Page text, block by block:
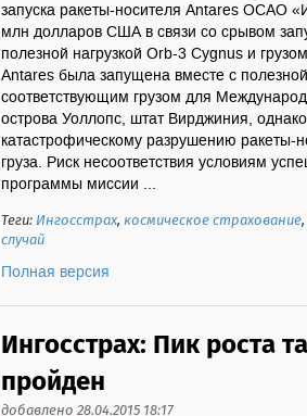
запуска ракеты-носителя Antares ОСАО
млн долларов США в связи со срывом
полезной нагрузкой Orb-3 Cygnus и
Antares была запущена вместе с
соответствующим грузом для
острова Уоллопс, штат Вирджиния,
катастрофическому разрушению ракеты-
груза. Риск несоответствия условиям
программы миссии ...
Теги:Ингосстрах,космическое страхование,
случай
Полная версия
Ингосстрах: Пик роста
пройден
добавлено 28.04.2015 18:17